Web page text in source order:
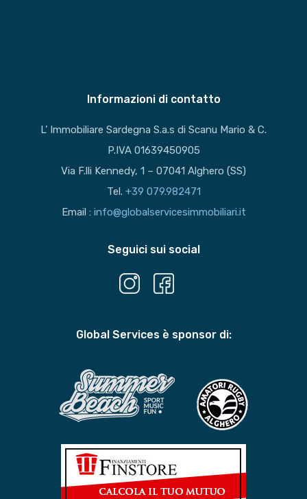
Informazioni di contatto
L’ Immobiliare Sardegna S.a.s di Scanu Mario & C.
P.IVA 01639450905
Via F.lli Kennedy, 1 – 07041 Alghero (SS)
Tel. +39 079.982471
Email : info@globalservicesimmobiliari.it
Seguici sui social
Global Services è sponsor di: